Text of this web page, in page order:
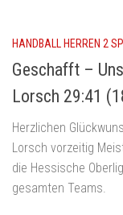
HANDBALL HERREN 2
Geschafft –
Lorsch 29:41
Herzlichen
Lorsch vorzeitig
die Hessische
gesamten Teams.